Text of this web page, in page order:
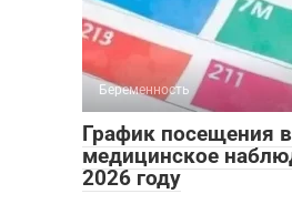
Беременность
График посещения
медицинское
2026 году